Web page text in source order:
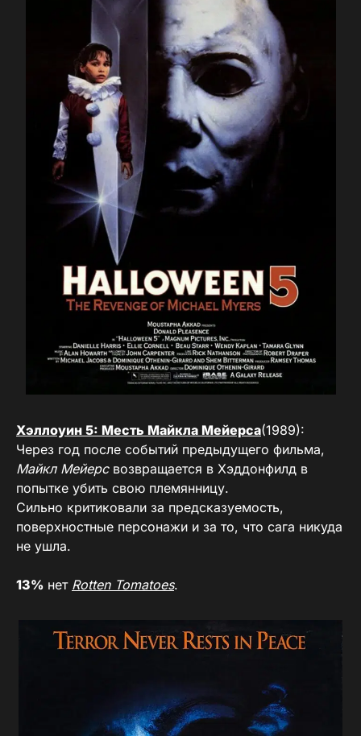
Хэллоуин 5: Месть Майкла Мейерса(1989):
Через год после событий предыдущего фильма,
Майкл Мейерсвозвращается в Хэддонфилд в
попытке убить свою племянницу.
Сильно критиковали за предсказуемость,
поверхностные персонажи и за то, что сага никуда
не ушла.
13% нет Rotten Tomatoes.